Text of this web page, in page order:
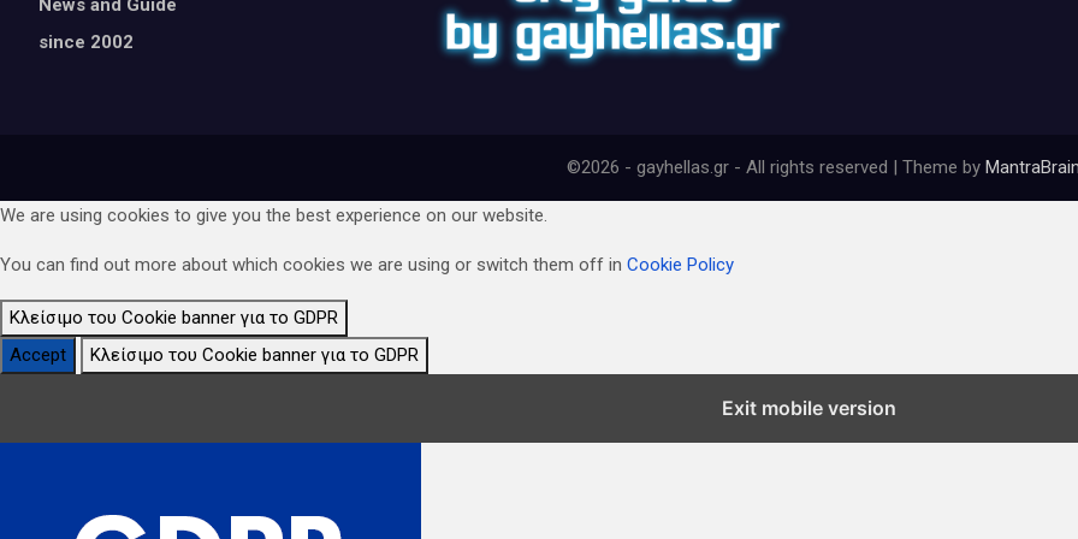
News and Guide
since 2002
©2026 - gayhellas.gr - All rights reserved | Theme by
We are using cookies to give you the best experience on our website.
You can find out more about which cookies we are using or switch them off in Cookie Policy
Κλείσιμο του Cookie banner για το GDPR
Accept
Κλείσιμο του Cookie banner για το GDPR
Exit mobile version